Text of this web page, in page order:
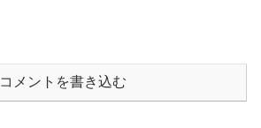
コメントを書き込む